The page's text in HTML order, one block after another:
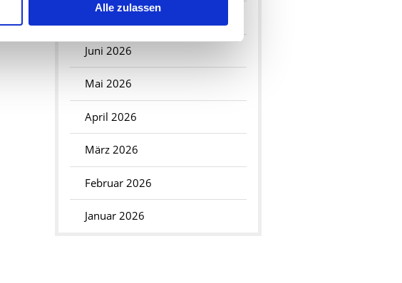
Alle zulassen
Juni 2026
Mai 2026
April 2026
März 2026
Februar 2026
Januar 2026